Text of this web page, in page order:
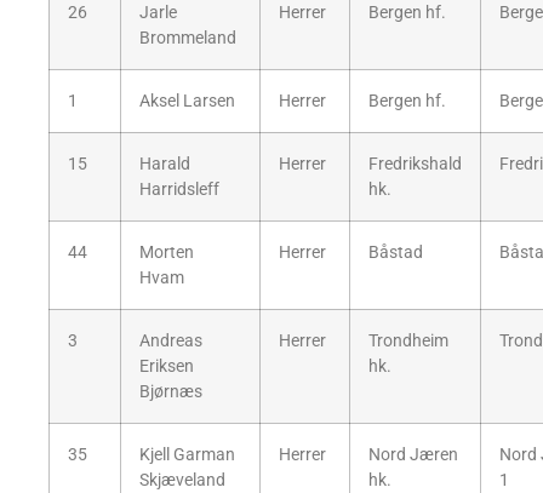
26
Jarle
Brommeland
Herrer Bergen hf.
1 Aksel Larsen Herrer Bergen hf.
15
Harald
Harridsleff
Herrer
Fredrikshald
hk.
44
Morten
Hvam
Herrer Båstad
3
Andreas
Eriksen
Bjørnæs
Herrer
Trondheim
hk.
35
Kjell Garman
Skjæveland
Herrer
Nord Jæren
hk.
1